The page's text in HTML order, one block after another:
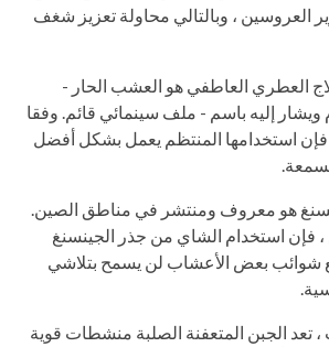
، وبالتالي محاولة تعزيز شغف
العطري العاطفي هو العشب الحار -
ويشار إليه باسم - ملف سينمائي قائم. وفقا
فإن استخدامها المنتظم يعمل بشكل أفضل
هو معروف ومنتشر في مناطق الصين.
، فإن استخدام الشاي من جذر الجينسنغ
بعض الأعشاب لن يسمح بتلاشي
، تعد الجبن المتعفنة الصلبة منشطات قوية